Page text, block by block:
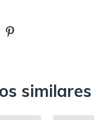
similares